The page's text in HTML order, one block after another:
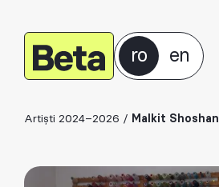
ro en
Artiști 2024–2026 / Malkit Shoshan